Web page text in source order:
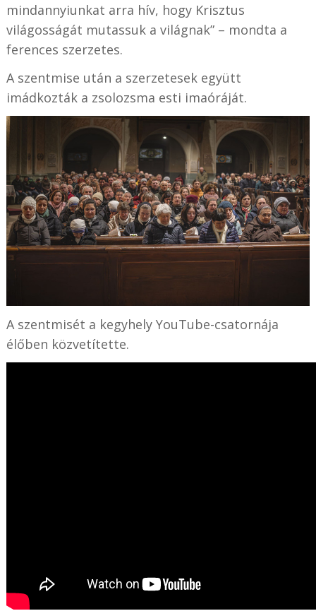
mindannyiunkat arra hív, hogy Krisztus
világosságát mutassuk a világnak” – mondta a
ferences szerzetes.
A szentmise után a szerzetesek együtt
imádkozták a zsolozsma esti imaóráját.
A szentmisét a kegyhely YouTube-csatornája
élőben közvetítette.